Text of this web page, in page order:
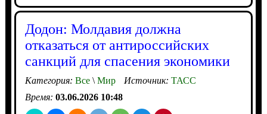
Додон: Молдавия должна
отказаться от антироссийских
санкций для спасения экономики
Категория: Все\Мир Источник: ТАСС
Время: 03.06.2026 10:48